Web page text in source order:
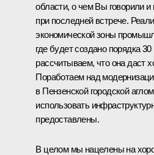
области, о чем Вы говорили
при последней встрече.
экономической зоны
где будет создано порядка
рассчитываем, что она даст
Поработаем над
в Пензенской городской
использовать
предоставлены.
В целом мы нацелены на